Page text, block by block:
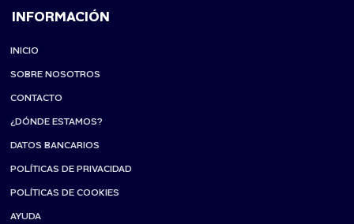
INFORMACIÓN
INICIO
SOBRE NOSOTROS
CONTACTO
¿DÓNDE ESTAMOS?
DATOS BANCARIOS
POLÍTICAS DE PRIVACIDAD
POLÍTICAS DE COOKIES
AYUDA